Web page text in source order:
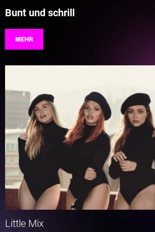
Bunt und schrill
MEHR
Little Mix